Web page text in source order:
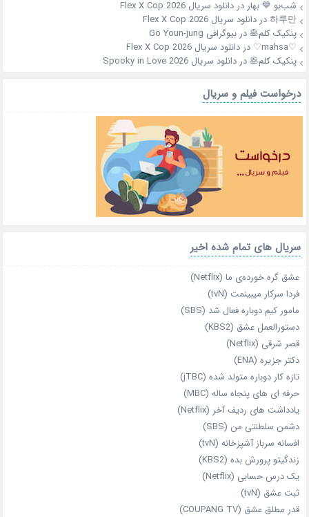
شب‌بو 💙 بهاردردانلود سریال Flex X Cop 2026
하루만دردانلود سریال Flex X Cop 2026
پنکیک کلم🥞دربیوگرافی Go Youn-jung
♡mahsa♡
دردانلود سریال Flex X Cop 2026
پنکیک کلم🥞دردانلود سریال Spooky in Love 2026
درخواست فیلم و سریال
سریال های تمام شده اخیر
عشق گره خورده‌ی ما (Netflix)
فردا سرکار میبینمت (tvN)
مامور کیم دوباره فعال شد (SBS)
دستورالعمل عشق (KBS2)
قصر شرقی (Netflix)
دکتر جزیره (ENA)
تازه‌ کار دوباره‌ متولد شده (jTBC)
حرفه‌ ای‌ های پنجاه‌ ساله (MBC)
یادداشت‌ های ردیف آخر (Netflix)
دشمن سلطنتی من (SBS)
افسانه سرباز آشپزخانه (tvN)
زندگیتو پرورش بده (KBS2)
یک درس حسابی (Netflix)
ثبت عشق (tvN)
قدر مطلق عشق (COUPANG TV)